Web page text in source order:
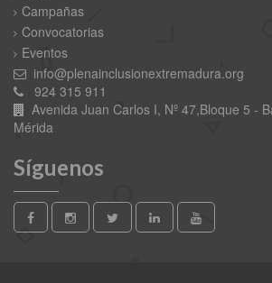
Campañas
Convocatorias
Eventos
info@plenainclusionextremadura.org
924 315 911
Avenida Juan Carlos I, Nº 47,Bloque 5 -
Mérida
Síguenos